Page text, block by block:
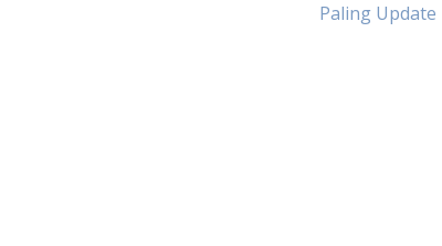
Paling Update